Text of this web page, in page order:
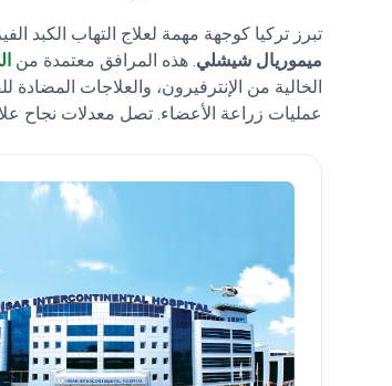
تبرز تركيا كوجهة مهمة لعلاج التهاب الكبد
ميموريال شيشلي. هذه المرافق معتمدة من
عمليات زراعة الأعضاء. تصل معدلات نجاح